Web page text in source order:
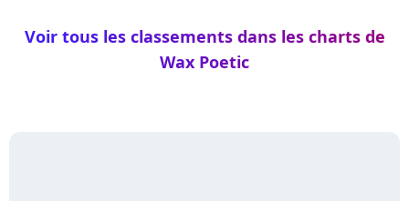
Voir tous les classements dans les charts de
Wax Poetic